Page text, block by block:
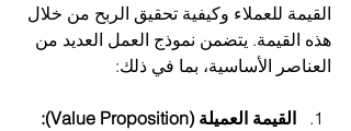
القيمة للعملاء وكيفية تحقيق الربح من خلال
هذه القيمة. يتضمن نموذج العمل العديد من
العناصر الأساسية، بما في ذلك:
القيمة العميلة (Value Proposition):